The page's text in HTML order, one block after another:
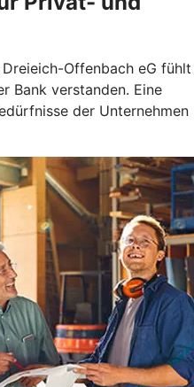
Offenbach eG fühlt
Bank verstanden. Eine
der Unternehmen